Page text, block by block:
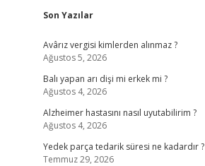
Sidebar
Son Yazılar
Avârız vergisi kimlerden alınmaz ?
Ağustos 5, 2026
Balı yapan arı dişi mi erkek mi ?
Ağustos 4, 2026
Alzheimer hastasını nasıl uyutabilirim ?
Ağustos 4, 2026
Yedek parça tedarik süresi ne kadardır ?
Temmuz 29, 2026